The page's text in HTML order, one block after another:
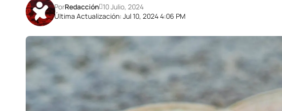
Última Actualización: Jul 10, 2024 4:06 PM
PorRedacción 10 Julio, 2024